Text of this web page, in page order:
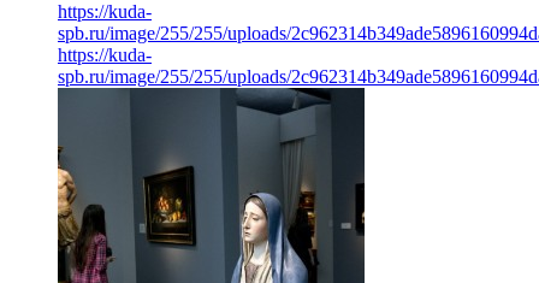
https://kuda-
spb.ru/image/255/255/uploads/
https://kuda-
spb.ru/image/255/255/uploads/